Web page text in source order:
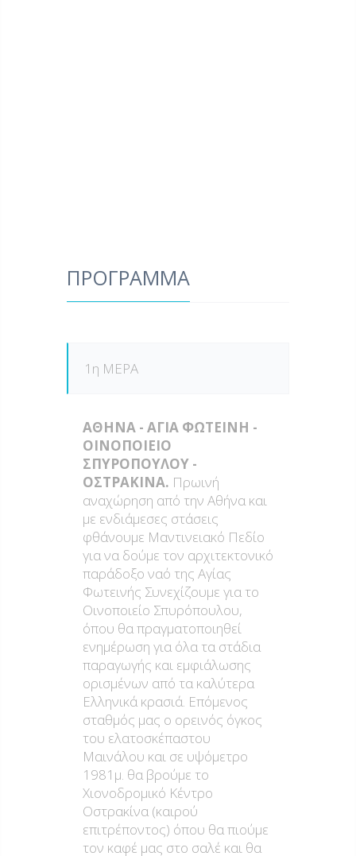
ΠΡΟΓΡΑΜΜΑ
1η ΜΕΡΑ
ΑΘΗΝΑ - ΑΓΙΑ ΦΩΤΕΙΝΗ -
ΟΙΝΟΠΟΙΕΙΟ
ΣΠΥΡΟΠΟΥΛΟΥ -
ΟΣΤΡΑΚΙΝΑ. Πρωινή
αναχώρηση από την Αθήνα και
με ενδιάμεσες στάσεις
φθάνουμε Μαντινειακό Πεδίο
για να δούμε τον αρχιτεκτονικό
παράδοξο ναό της Αγίας
Φωτεινής Συνεχίζουμε για το
Οινοποιείο Σπυρόπουλου,
όπου θα πραγματοποιηθεί
ενημέρωση για όλα τα στάδια
παραγωγής και εμφιάλωσης
ορισμένων από τα καλύτερα
Ελληνικά κρασιά. Επόμενος
σταθμός μας ο ορεινός όγκος
του ελατοσκέπαστου
Μαινάλου και σε υψόμετρο
1981μ. θα βρούμε το
Χιονοδρομικό Κέντρο
Οστρακίνα (καιρού
επιτρέποντος) όπου θα πιούμε
τον καφέ μας στο σαλέ και θα